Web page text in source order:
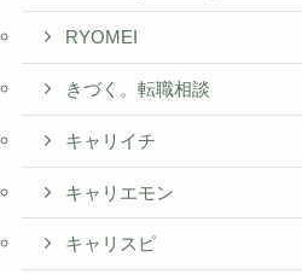
RYOMEI
きづく。転職相談
キャリイチ
キャリエモン
キャリスピ